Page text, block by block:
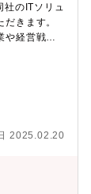
社のITソリュ
きます。
や経営戦略
って新規
ます。
対するコ
ョン提案
理解、お
ロージング
インとな
2025.02.20